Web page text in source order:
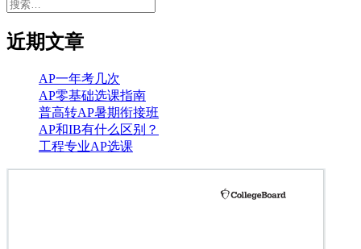
近期文章
AP一年考几次
AP零基础选课指南
普高转AP暑期衔接班
AP和IB有什么区别？
工程专业AP选课